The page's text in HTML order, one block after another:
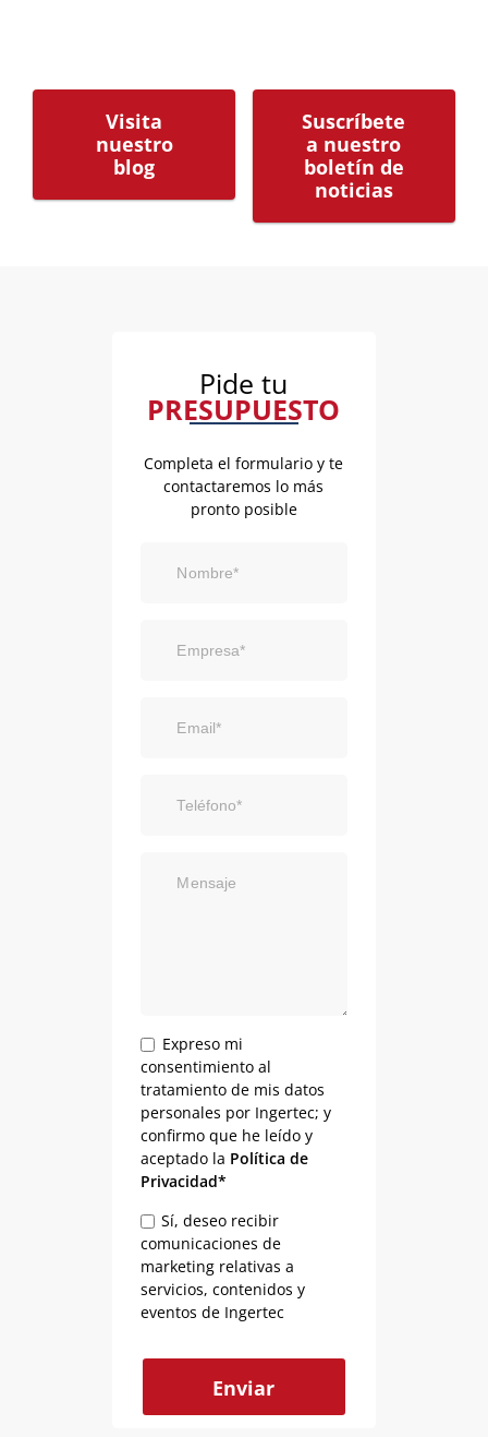
Visita
nuestro
blog
Suscríbete
a nuestro
boletín de
noticias
Pide tu
PRESUPUESTO
Completa el formulario y te
contactaremos lo más
pronto posible
Nombre*
Empresa*
Email*
Teléfono*
Mensaje
Expreso mi
consentimiento al
tratamiento de mis datos
personales por Ingertec; y
confirmo que he leído y
aceptado la Política de
Privacidad*
Sí, deseo recibir
comunicaciones de
marketing relativas a
servicios, contenidos y
eventos de Ingertec